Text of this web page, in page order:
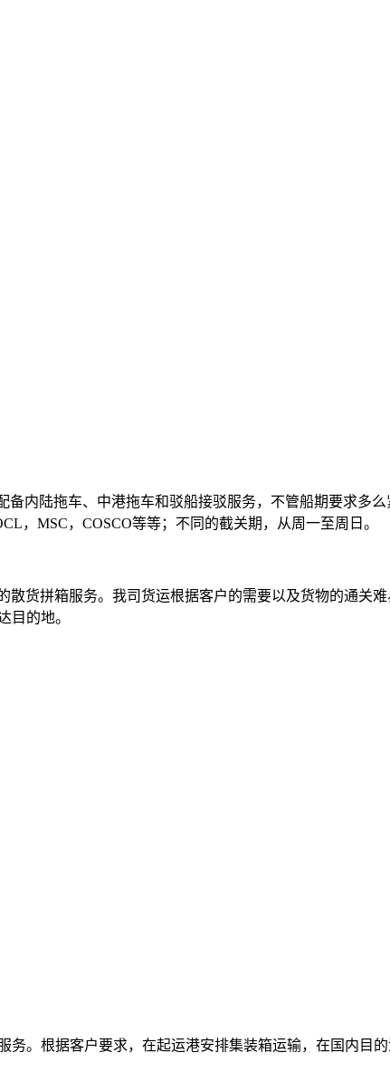
内陆拖车、中港拖车和驳船接驳服务，不管船期要求多
，MSC，COSCO等等；不同的截关期，从周一至周日。
货拼箱服务。我司货运根据客户的需要以及货物的通关
目的地。
。根据客户要求，在起运港安排集装箱运输，在国内目